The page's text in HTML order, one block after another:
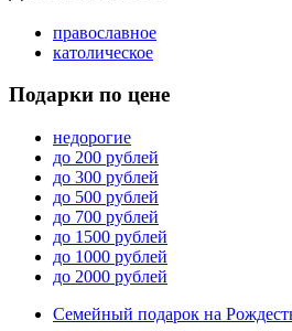
православное
католическое
Подарки по цене
недорогие
до 200 рублей
до 300 рублей
до 500 рублей
до 700 рублей
до 1500 рублей
до 1000 рублей
до 2000 рублей
Семейный подарок на